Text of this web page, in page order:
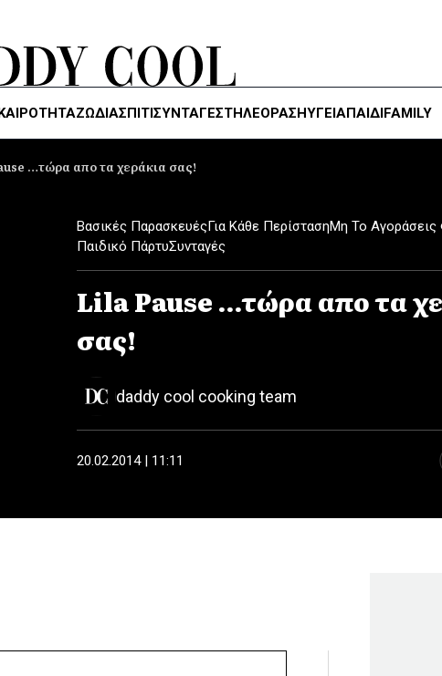
ΖΏΔΙΑΣΠΙΤΙΣΥΝΤΑΓΕΣΤΗΛΕΌΡΑΣΗΥΓΕΊΑΠΑΙΔΙFAMILY
…τώρα απο τα χεράκια σας!
Βασικές ΠαρασκευέςΓια Κάθε ΠερίστασηΜη Το Αγοράσεις
Παιδικό ΠάρτυΣυνταγές
Lila Pause …τώρα απο τα
σας!
daddy cool cooking team
20.02.2014 | 11:11